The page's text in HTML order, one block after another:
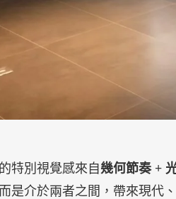
特別視覺感來自幾何節奏 +
是介於兩者之間，帶來現代